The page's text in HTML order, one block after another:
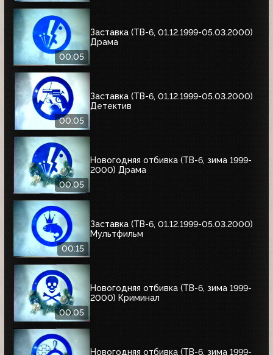
00:05
Заставка (ТВ-6, 01.12.1999-05.03.2000)
Драма
00:05
Заставка (ТВ-6, 01.12.1999-05.03.2000)
Детектив
00:05
Новогодняя отбивка (ТВ-6, зима 1999-
2000) Драма
00:15
Заставка (ТВ-6, 01.12.1999-05.03.2000)
Мультфильм
00:05
Новогодняя отбивка (ТВ-6, зима 1999-
2000) Криминал
Новогодняя отбивка (ТВ-6, зима 1999-